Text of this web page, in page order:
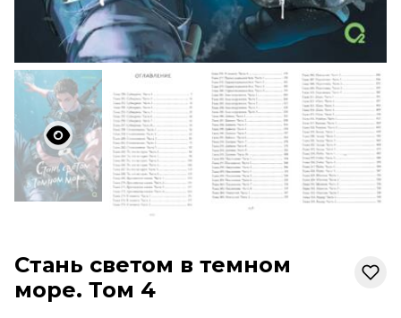
Стань светом в темном
море. Том 4